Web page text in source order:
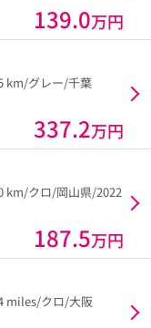
139.0万円
km/グレー/千葉
337.2万円
km/クロ/岡山県/2022
187.5万円
miles/クロ/大阪